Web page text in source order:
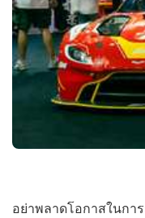
อย่าพลาดโอกาสในก